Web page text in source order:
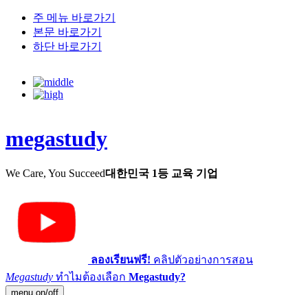
주 메뉴 바로가기
본문 바로가기
하단 바로가기
megastudy
We Care, You Succeed대한민국 1등 교육 기업
ลองเรียนฟรี! คลิปตัวอย่างการสอน
Megastudy ทำไมต้องเลือก Megastudy?
menu on/off